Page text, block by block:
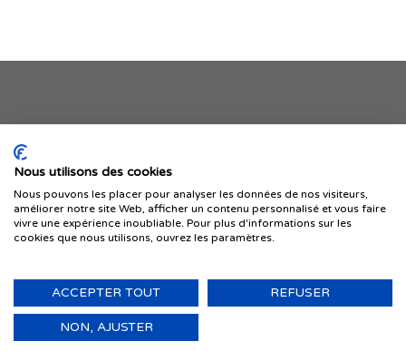
Je publie mon offre
© 1999-2026 IMMIGRER.COM INC. — TOUS DROITS RÉSERVÉS
Nous utilisons des cookies
Nous pouvons les placer pour analyser les données de nos visiteurs,
améliorer notre site Web, afficher un contenu personnalisé et vous faire
vivre une expérience inoubliable. Pour plus d'informations sur les
cookies que nous utilisons, ouvrez les paramètres.
ACCEPTER TOUT REFUSER
NON, AJUSTER